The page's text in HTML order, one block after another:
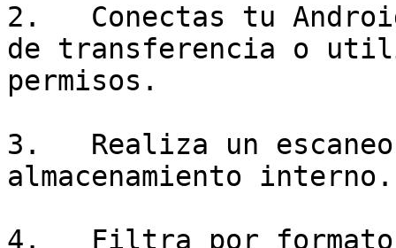
2.   Conectas tu
de transferencia o
permisos.
3.   Realiza un
almacenamiento interno.
4.   Filtra por